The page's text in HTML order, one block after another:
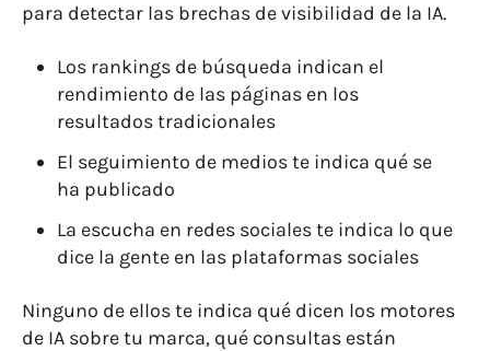
para detectar las brechas de visibilidad de la IA.
Los rankings de búsqueda indican el
rendimiento de las páginas en los
resultados tradicionales
El seguimiento de medioste indica qué se
ha publicado
La escucha en redes socialeste indica lo que
dice la gente en las plataformas sociales
Ninguno de ellos te indica qué dicen los motores
de IA sobre tu marca, qué consultas están